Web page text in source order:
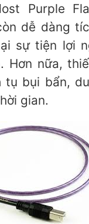
Purple
dễ dàng
sự tiện lợi
Hơn nữa,
tụ bụi bẩn,
gian.